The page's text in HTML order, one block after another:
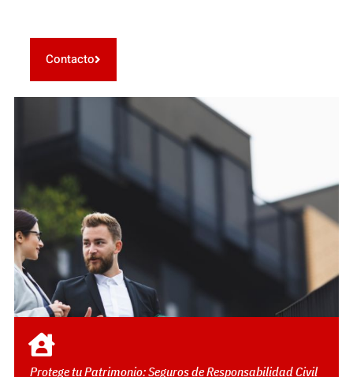
Protege tu Patrimonio: Seguros de Responsabilidad Civil
Contacto